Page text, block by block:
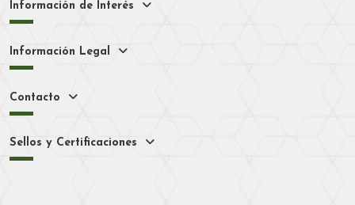
Información de Interés
Información Legal
Contacto
Sellos y Certificaciones